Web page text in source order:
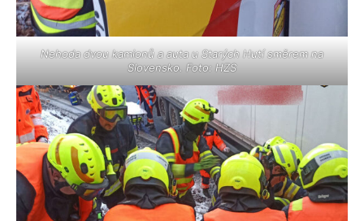
Nehoda dvou kamionů a auta u Starých Hutí směrem na
Slovensko. Foto: HZS